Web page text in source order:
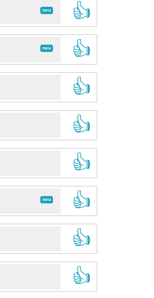
neu
👍
neu
👍
👍
👍
👍
neu
👍
👍
👍